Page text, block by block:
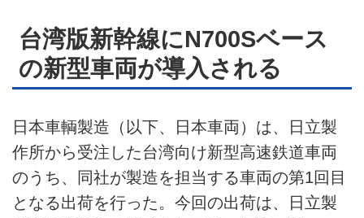
台湾版新幹線にN700Sベース
の新型車両が導入される
日本車輌製造（以下、日本車両）は、日立製
作所から受注した台湾向け新型高速鉄道車両
のうち、同社が製造を担当する車両の第1回目
となる出荷を行った。今回の出荷は、日立製